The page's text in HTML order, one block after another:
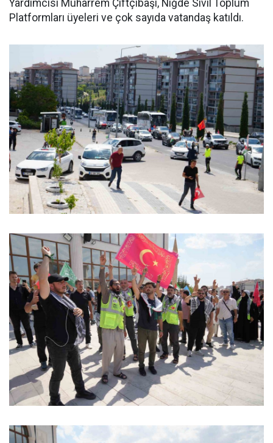
Yardımcısı Muharrem Çiftçibaşı, Niğde Sivil Toplum
Platformları üyeleri ve çok sayıda vatandaş katıldı.